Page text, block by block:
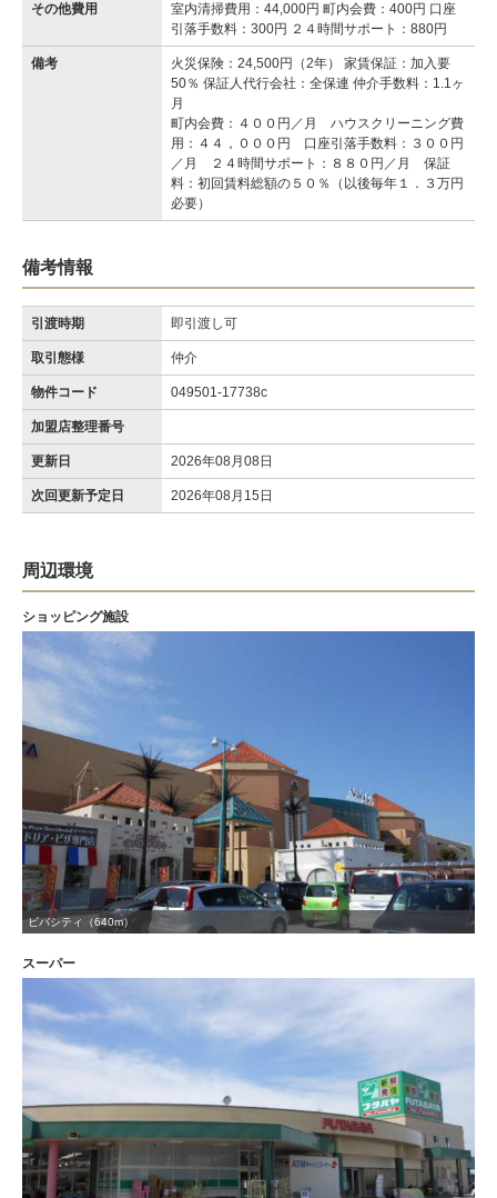
その他費用
室内清掃費用：44,000円 町内会費：400円 口座
引落手数料：300円 ２４時間サポート：880円
備考
火災保険：24,500円（2年） 家賃保証：加入要
50％ 保証人代行会社：全保連 仲介手数料：1.1ヶ
月
町内会費：４００円／月 ハウスクリーニング費
用：４４，０００円 口座引落手数料：３００円
／月 ２４時間サポート：８８０円／月 保証
料：初回賃料総額の５０％（以後毎年１．３万円
必要）
備考情報
引渡時期 即引渡し可
取引態様 仲介
物件コード 049501-17738c
加盟店整理番号
更新日 2026年08月08日
次回更新予定日 2026年08月15日
周辺環境
ショッピング施設
ビバシティ（640m）
スーパー